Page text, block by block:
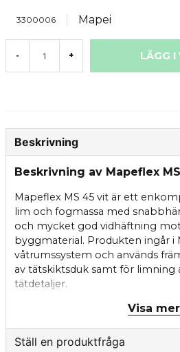
3300006 Mapei
- + LÄGG I
Beskrivning
Beskrivning av Mapeflex
Mapeflex MS 45 vit är ett
lim och fogmassa med
och mycket god vidhäftning
byggmaterial. Produkten ingår i
våtrumssystem och används
av tätskiktsduk samt för limning
tätdetaljer.
Den höga vidhäftningen gör att
installation i våtrumsmiljöer.
Visa mer
Ställ en produktfråga